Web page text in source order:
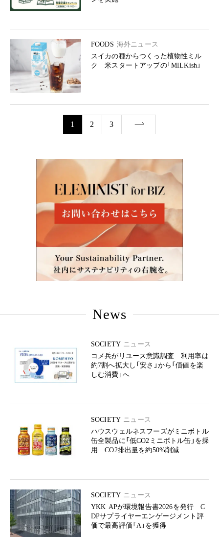
FOODS 海外ニュース
スイカの種からつくった植物性ミル
ク 米スタートアップの「MILKish」
1 2 3
News
SOCIETY ニュース
コメ兵がリユース意識調査 利用率は
約7割へ拡大し「安さ」から「価値を楽
しむ消費」へ
SOCIETY ニュース
ハウスウェルネスフーズがミニボトル
缶全製品に「低CO2ミニボトル缶」を採
用 CO2排出量を約50%削減
SOCIETY ニュース
YKK APが環境報告書2026を発行 C
DPサプライヤーエンゲージメント評
価で最高評価「A」を獲得